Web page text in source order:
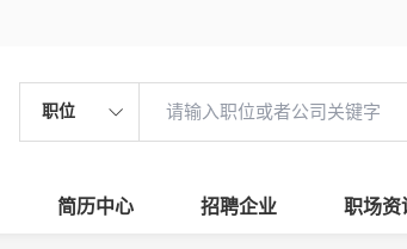
职位
简历中心 招聘企业 职场资